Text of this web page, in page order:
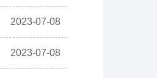
2023-07-08
2023-07-08